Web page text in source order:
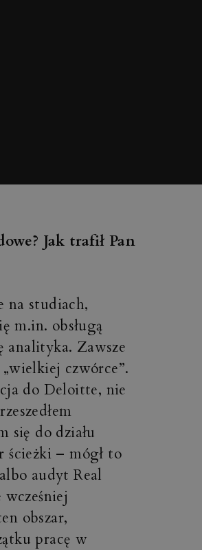
Jak trafił Pan
na studiach,
m.in. obsługą
analityka. Zawsze
czwórce”.
do Deloitte, nie
się do działu
– mógł to
audyt Real
obszar,
pracę w